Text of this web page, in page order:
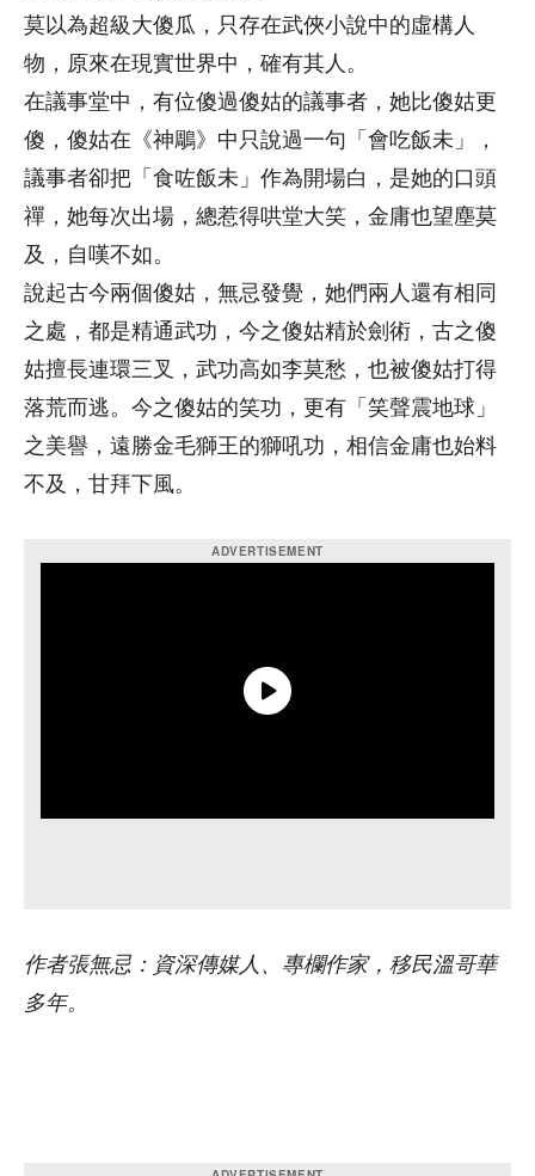
莫以為超級大傻瓜，只存在武俠小說中的虛構人
物，原來在現實世界中，確有其人。
在議事堂中，有位傻過傻姑的議事者，她比傻姑更
傻，傻姑在《神鵰》中只說過一句「會吃飯未」，
議事者卻把「食咗飯未」作為開場白，是她的口頭
禪，她每次出場，總惹得哄堂大笑，金庸也望塵莫
及，自嘆不如。
說起古今兩個傻姑，無忌發覺，她們兩人還有相同
之處，都是精通武功，今之傻姑精於劍術，古之傻
姑擅長連環三叉，武功高如李莫愁，也被傻姑打得
落荒而逃。今之傻姑的笑功，更有「笑聲震地球」
之美譽，遠勝金毛獅王的獅吼功，相信金庸也始料
不及，甘拜下風。
作者張無忌：資深傳媒人、專欄作家，移民溫哥華
多年。